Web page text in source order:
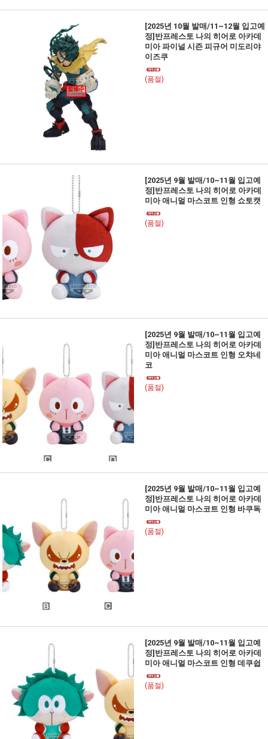
[2025년 10월 발매/11~12월 입고예
정]반프레스토 나의 히어로 아카데
미아 파이널 시즌 피규어 미도리야
이즈쿠
(품절)
[2025년 9월 발매/10~11월 입고예
정]반프레스토 나의 히어로 아카데
미아 애니멀 마스코트 인형 쇼토캣
(품절)
[2025년 9월 발매/10~11월 입고예
정]반프레스토 나의 히어로 아카데
미아 애니멀 마스코트 인형 오챠네
코
(품절)
[2025년 9월 발매/10~11월 입고예
정]반프레스토 나의 히어로 아카데
미아 애니멀 마스코트 인형 바쿠독
(품절)
[2025년 9월 발매/10~11월 입고예
정]반프레스토 나의 히어로 아카데
미아 애니멀 마스코트 인형 데쿠쉽
(품절)